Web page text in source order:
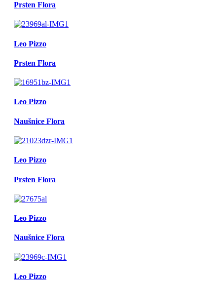
Prsten Flora
Leo Pizzo
Prsten Flora
Leo Pizzo
Naušnice Flora
Leo Pizzo
Prsten Flora
Leo Pizzo
Naušnice Flora
Leo Pizzo